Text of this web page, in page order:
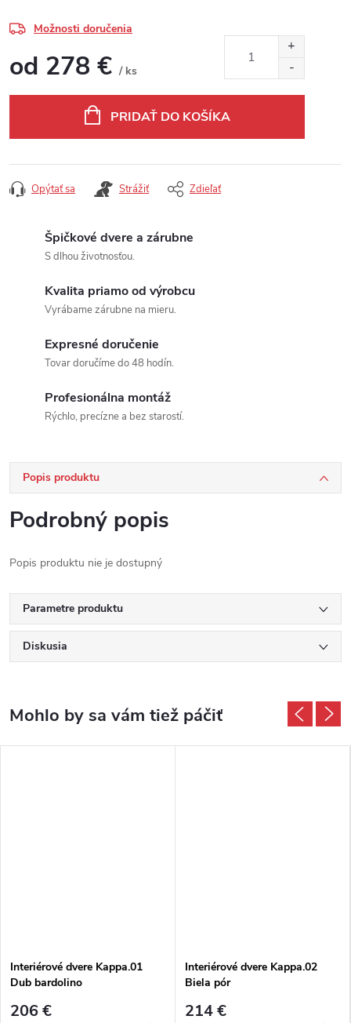
Možnosti doručenia
od 278 € / ks
PRIDAŤ DO KOŠÍKA
Opýtať sa Strážiť Zdieľať
Špičkové dvere a zárubne
S dlhou životnosťou.
Kvalita priamo od výrobcu
Vyrábame zárubne na mieru.
Expresné doručenie
Tovar doručíme do 48 hodín.
Profesionálna montáž
Rýchlo, precízne a bez starostí.
Popis produktu
Podrobný popis
Popis produktu nie je dostupný
Parametre produktu
Diskusia
Interiérové dvere Kappa.01
Dub bardolino
206 €
Interiérové dvere Kappa.02
Biela pór
214 €